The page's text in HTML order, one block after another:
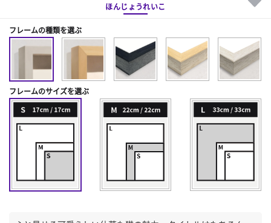
ほんじょうれいこ
フレームの種類を選ぶ
フレームのサイズを選ぶ